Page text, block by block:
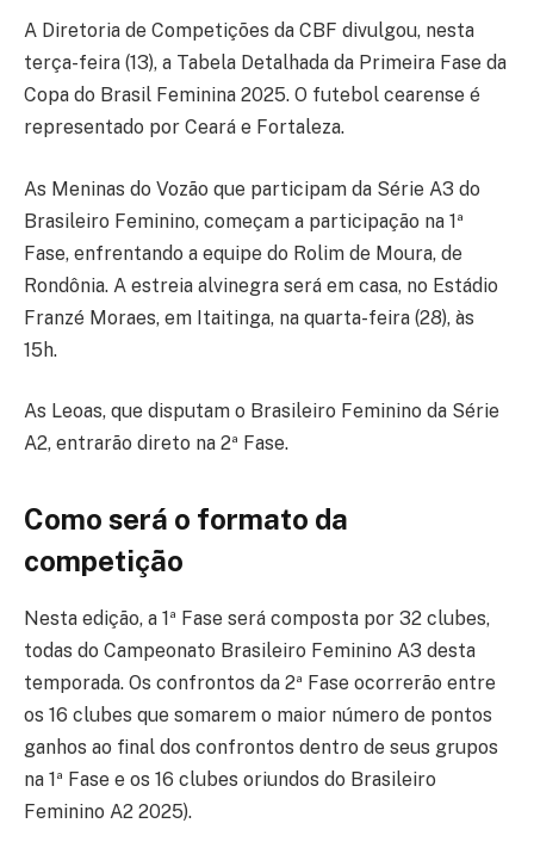
A Diretoria de Competições da CBF divulgou, nesta
terça-feira (13), a Tabela Detalhada da Primeira Fase da
Copa do Brasil Feminina 2025. O futebol cearense é
representado por Ceará e Fortaleza.
As Meninas do Vozão que participam da Série A3 do
Brasileiro Feminino, começam a participação na 1ª
Fase, enfrentando a equipe do Rolim de Moura, de
Rondônia. A estreia alvinegra será em casa, no Estádio
Franzé Moraes, em Itaitinga, na quarta-feira (28), às
15h.
As Leoas, que disputam o Brasileiro Feminino da Série
A2, entrarão direto na 2ª Fase.
Como será o formato da
competição
Nesta edição, a 1ª Fase será composta por 32 clubes,
todas do Campeonato Brasileiro Feminino A3 desta
temporada. Os confrontos da 2ª Fase ocorrerão entre
os 16 clubes que somarem o maior número de pontos
ganhos ao final dos confrontos dentro de seus grupos
na 1ª Fase e os 16 clubes oriundos do Brasileiro
Feminino A2 2025).